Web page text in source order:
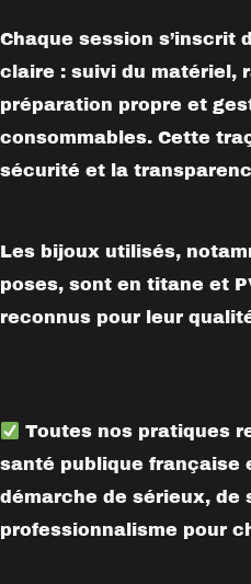
Chaque session s’inscrit
claire : suivi du matériel,
préparation propre et
consommables. Cette
sécurité et la
Les bijoux utilisés,
poses, sont en titane et
reconnus pour leur
Toutes nos pratiques
santé publique française
démarche de sérieux, de
professionnalisme pour